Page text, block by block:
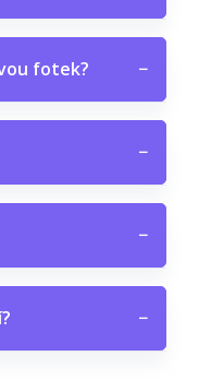
fotek? −
−
−
−